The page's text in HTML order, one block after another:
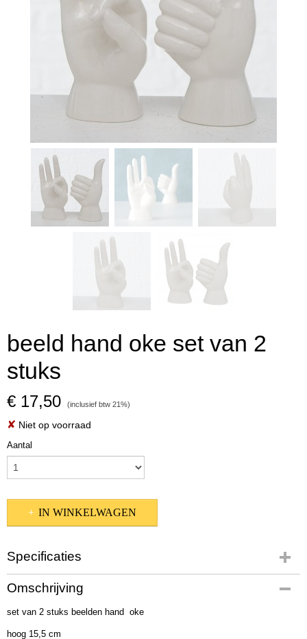
beeld hand oke set van 2
stuks
€ 17,50 (inclusief btw 21%)
✘ Niet op voorraad
Aantal
IN WINKELWAGEN
Specificaties
Productcode
2011105
EAN code
Omschrijving
set van 2 stuks beelden hand oke
hoog 15,5 cm